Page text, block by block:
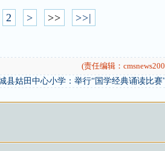
2 > >> >>|
(责任编辑：
县姑田中心小学：举行“国学经典诵读比赛